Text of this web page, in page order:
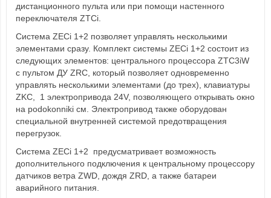
дистанционного пульта или при помощи настенного
переключателя ZTCi.
Система ZECi 1+2 позволяет управлять несколькими
элементами сразу. Комплект системы ZECi 1+2 состоит из
следующих элементов: центрального процессора ZTC3iW
с пультом ДУ ZRC, который позволяет одновременно
управлять несколькими элементами (до трех), клавиатуры
ZKC, 1 электропривода 24V, позволяющего открывать окно
на podokonniki см. Электропривод также оборудован
специальной внутренней системой предотвращения
перегрузок.
Система ZECi 1+2 предусматривает возможность
дополнительного подключения к центральному процессору
датчиков ветра ZWD, дождя ZRD, а также батареи
аварийного питания.